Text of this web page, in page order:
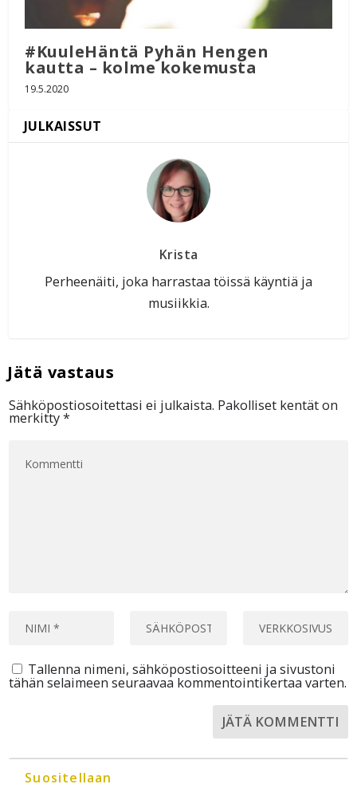
#KuuleHäntä Pyhän Hengen
kautta – kolme kokemusta
19.5.2020
Krista
Perheenäiti, joka harrastaa töissä käyntiä ja
musiikkia.
Sähköpostiosoitettasi ei julkaista. Pakolliset kentät on
merkitty*
Tallenna nimeni, sähköpostiosoitteeni ja sivustoni
tähän selaimeen seuraavaa kommentointikertaa varten.
Suositellaan